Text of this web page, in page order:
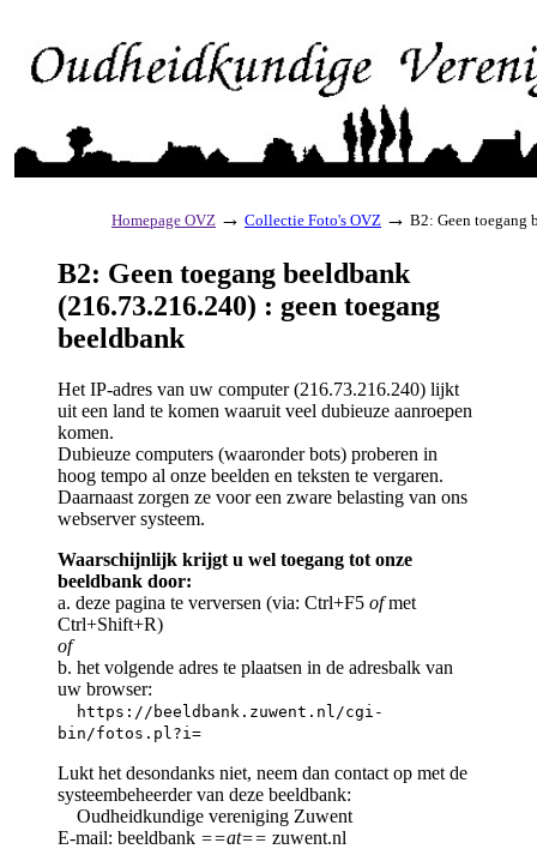
Homepage OVZ → Collectie Foto's OVZ → B2: Geen toegang
B2: Geen toegang beeldbank
(216.73.216.240) : geen toegang
beeldbank
Het IP-adres van uw computer (216.73.216.240) lijkt
uit een land te komen waaruit veel dubieuze aanroepen
komen.
Dubieuze computers (waaronder bots) proberen in
hoog tempo al onze beelden en teksten te vergaren.
Daarnaast zorgen ze voor een zware belasting van ons
webserver systeem.
Waarschijnlijk krijgt u wel toegang tot onze
beeldbank door:
a. deze pagina te verversen (via: Ctrl+F5 ofmet
Ctrl+Shift+R)
of
b. het volgende adres te plaatsen in de adresbalk van
uw browser:
https://beeldbank.zuwent.nl/cgi-
bin/fotos.pl?i=
Lukt het desondanks niet, neem dan contact op met de
systeembeheerder van deze beeldbank:
Oudheidkundige vereniging Zuwent
E-mail: beeldbank ==at== zuwent.nl